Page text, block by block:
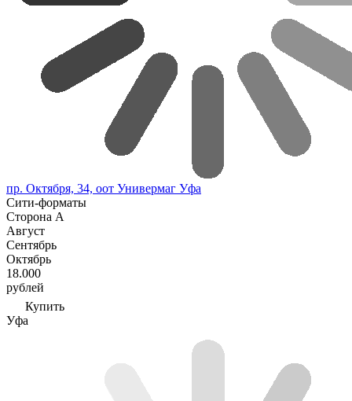
пр. Октября, 34, оот Универмаг Уфа
Сити-форматы
Сторона А
Август
Сентябрь
Октябрь
18.000
рублей
Купить
Уфа